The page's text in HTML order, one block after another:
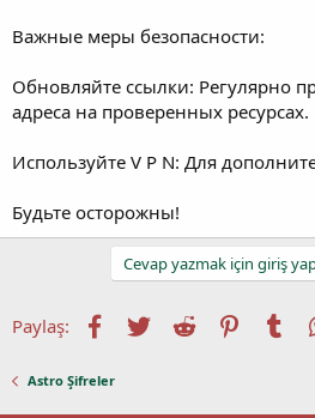
Важные меры безопасности:
Обновляйте ссылки: Регулярно
адреса на проверенных ресурсах.
Используйте V P N: Для
Будьте осторожны!
Cevap yazmak için giriş
Paylaş: Facebook
TwitterReddit Pinterest
Astro Şifreler